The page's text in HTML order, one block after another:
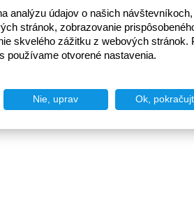
analýzu údajov o našich
stránok, zobrazovanie
skvelého zážitku z webových stránok.
používame otvorené nastavenia.
Nie, uprav Ok,